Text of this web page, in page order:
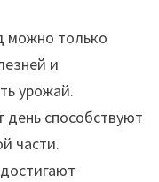
можно только
и
урожай.
день способствуют
части.